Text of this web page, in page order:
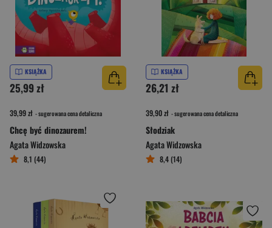
KSIĄŻKA
25,99 zł
39,99 zł - sugerowana cena detaliczna
Chcę być dinozaurem!
Agata Widzowska
8,1 (44)
KSIĄŻKA
26,21 zł
39,90 zł - sugerowana cena detaliczna
Słodziak
Agata Widzowska
8,4 (14)